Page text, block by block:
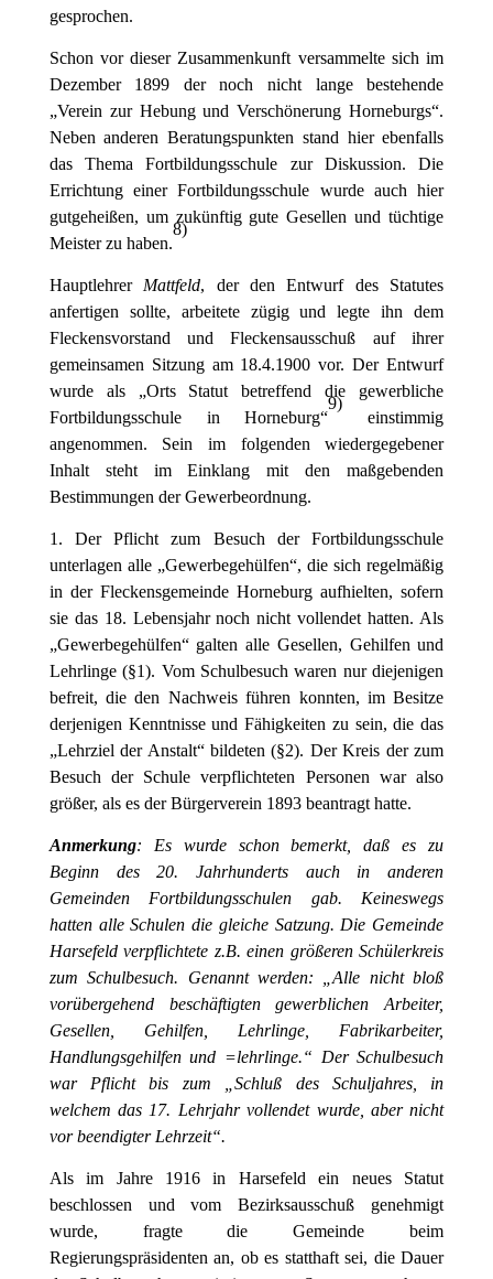
gesprochen.
Schon vor dieser Zusammenkunft versammelte sich im
Dezember 1899 der noch nicht lange bestehende
„Verein zur Hebung und Verschönerung Horneburgs“.
Neben anderen Beratungspunkten stand hier ebenfalls
das Thema Fortbildungsschule zur Diskussion. Die
Errichtung einer Fortbildungsschule wurde auch hier
gutgeheißen, um zukünftig gute Gesellen und tüchtige
Meister zu haben.
8)
Hauptlehrer Mattfeld, der den Entwurf des Statutes
anfertigen sollte, arbeitete zügig und legte ihn dem
Fleckensvorstand und Fleckensausschuß auf ihrer
gemeinsamen Sitzung am 18.4.1900 vor. Der Entwurf
wurde als „Orts Statut betreffend die gewerbliche
Fortbildungsschule in Horneburg“
9)
einstimmig
angenommen. Sein im folgenden wiedergegebener
Inhalt steht im Einklang mit den maßgebenden
Bestimmungen der Gewerbeordnung.
1. Der Pflicht zum Besuch der Fortbildungsschule
unterlagen alle „Gewerbegehülfen“, die sich regelmäßig
in der Fleckensgemeinde Horneburg aufhielten, sofern
sie das 18. Lebensjahr noch nicht vollendet hatten. Als
„Gewerbegehülfen“ galten alle Gesellen, Gehilfen und
Lehrlinge (§1). Vom Schulbesuch waren nur diejenigen
befreit, die den Nachweis führen konnten, im Besitze
derjenigen Kenntnisse und Fähigkeiten zu sein, die das
„Lehrziel der Anstalt“ bildeten (§2). Der Kreis der zum
Besuch der Schule verpflichteten Personen war also
größer, als es der Bürgerverein 1893 beantragt hatte.
Anmerkung: Es wurde schon bemerkt, daß es zu
Beginn des 20. Jahrhunderts auch in anderen
Gemeinden Fortbildungsschulen gab. Keineswegs
hatten alle Schulen die gleiche Satzung. Die Gemeinde
Harsefeld verpflichtete z.B. einen größeren Schülerkreis
zum Schulbesuch. Genannt werden: „Alle nicht bloß
vorübergehend beschäftigten gewerblichen Arbeiter,
Gesellen, Gehilfen, Lehrlinge, Fabrikarbeiter,
Handlungsgehilfen und =lehrlinge.“ Der Schulbesuch
war Pflicht bis zum „Schluß des Schuljahres, in
welchem das 17. Lehrjahr vollendet wurde, aber nicht
vor beendigter Lehrzeit“.
Als im Jahre 1916 in Harsefeld ein neues Statut
beschlossen und vom Bezirksausschuß genehmigt
wurde, fragte die Gemeinde beim
Regierungspräsidenten an, ob es statthaft sei, die Dauer